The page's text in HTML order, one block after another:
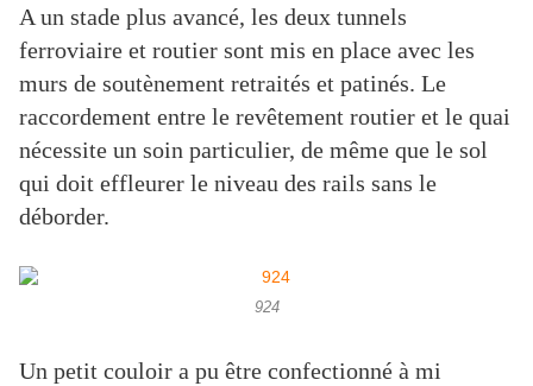
A un stade plus avancé, les deux tunnels
ferroviaire et routier sont mis en place avec les
murs de soutènement retraités et patinés. Le
raccordement entre le revêtement routier et le quai
nécessite un soin particulier, de même que le sol
qui doit effleurer le niveau des rails sans le
déborder.
924
Un petit couloir a pu être confectionné à mi